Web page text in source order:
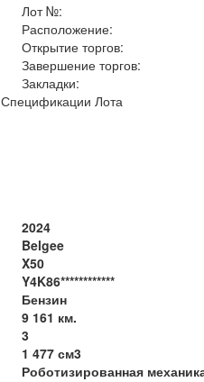
Лот №:
Расположение:
Открытие торгов:
Завершение торгов:
Закладки:
Спецификации Лота
2024
Belgee
X50
Y4K86************
Бензин
9 161 км.
3
1 477 см3
Роботизированная